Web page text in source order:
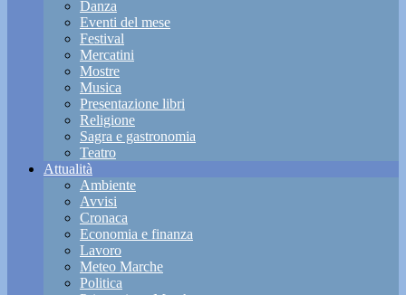
Danza
Eventi del mese
Festival
Mercatini
Mostre
Musica
Presentazione libri
Religione
Sagra e gastronomia
Teatro
Attualità
Ambiente
Avvisi
Cronaca
Economia e finanza
Lavoro
Meteo Marche
Politica